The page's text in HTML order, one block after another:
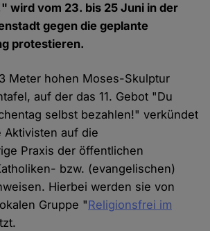
wird vom 23. bis 25 Juni in der
gegen die geplante
protestieren.
Meter hohen Moses-Skulptur
auf der das 11. Gebot "Du
selbst bezahlen!" verkündet
auf die
Praxis der öffentlichen
bzw. (evangelischen)
Hierbei werden sie von
Gruppe "Religionsfrei im